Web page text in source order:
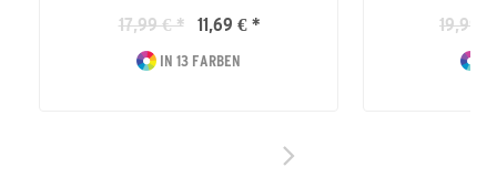
17,99 € * 11,69 € *
IN 13 FARBEN
19,99